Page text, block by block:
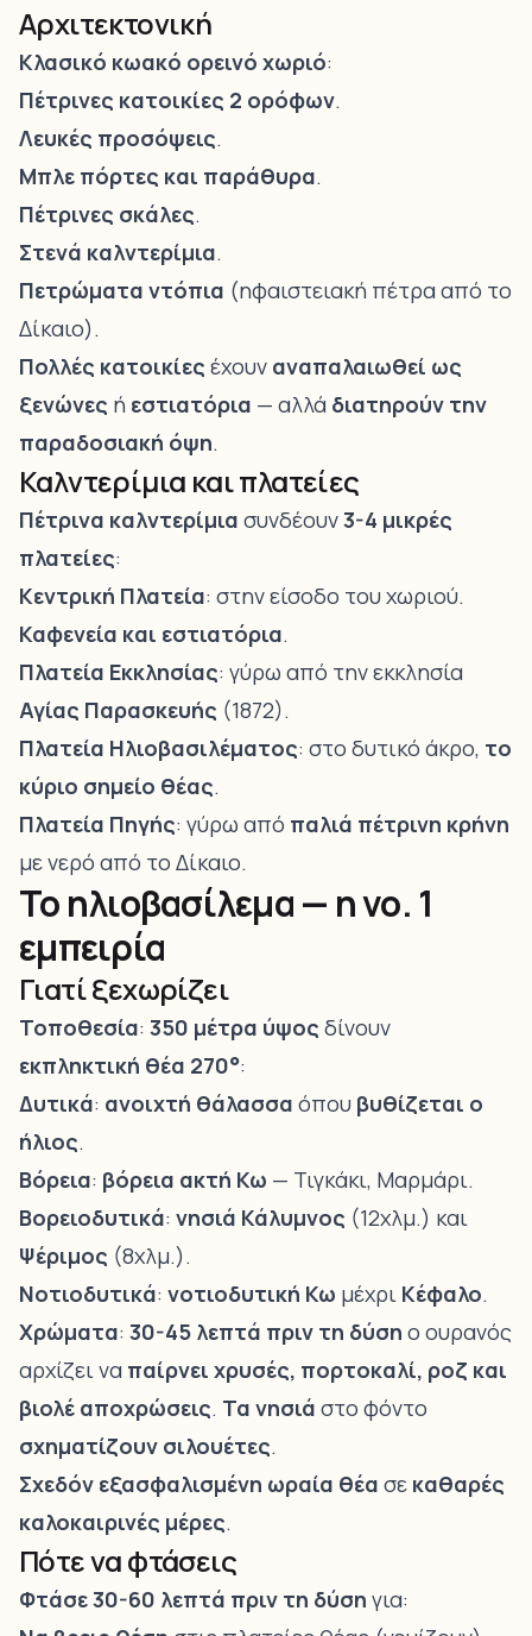
Αρχιτεκτονική
Κλασικό κωακό ορεινό χωριό:
Πέτρινες κατοικίες 2 ορόφων.
Λευκές προσόψεις.
Μπλε πόρτες και παράθυρα.
Πέτρινες σκάλες.
Στενά καλντερίμια.
Πετρώματα ντόπια (ηφαιστειακή πέτρα από το
Δίκαιο).
Πολλές κατοικίες έχουν αναπαλαιωθεί ως
ξενώνες ή εστιατόρια — αλλά διατηρούν την
παραδοσιακή όψη.
Καλντερίμια και πλατείες
Πέτρινα καλντερίμια συνδέουν3-4 μικρές
πλατείες:
Κεντρική Πλατεία: στην είσοδο του χωριού.
Καφενεία και εστιατόρια.
Πλατεία Εκκλησίας: γύρω από την εκκλησία
Αγίας Παρασκευής (1872).
Πλατεία Ηλιοβασιλέματος: στο δυτικό άκρο, το
κύριο σημείο θέας.
Πλατεία Πηγής: γύρω από παλιά πέτρινη κρήνη
με νερό από το Δίκαιο.
Το ηλιοβασίλεμα — η νο. 1
εμπειρία
Γιατί ξεχωρίζει
Τοποθεσία: 350 μέτρα ύψος δίνουν
εκπληκτική θέα 270°:
Δυτικά: ανοιχτή θάλασσα όπου βυθίζεται ο
ήλιος.
Βόρεια: βόρεια ακτή Κω — Τιγκάκι, Μαρμάρι.
Βορειοδυτικά: νησιά Κάλυμνος (12χλμ.) και
Ψέριμος (8χλμ.).
Νοτιοδυτικά: νοτιοδυτική Κω μέχρι Κέφαλο.
Χρώματα: 30-45 λεπτά πριν τη δύση ο ουρανός
αρχίζει να παίρνει χρυσές, πορτοκαλί, ροζ και
βιολέ αποχρώσεις. Τα νησιά στο φόντο
σχηματίζουν σιλουέτες.
Σχεδόν εξασφαλισμένη ωραία θέα σε καθαρές
καλοκαιρινές μέρες.
Πότε να φτάσεις
Φτάσε 30-60 λεπτά πριν τη δύση για: